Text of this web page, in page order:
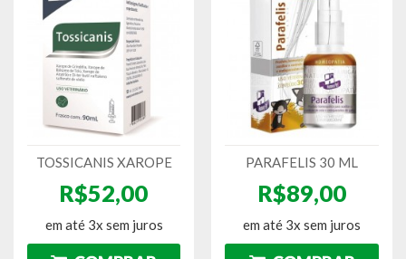
TOSSICANIS XAROPE
R$52,00
em até 3x sem juros
PARAFELIS 30 ML
R$89,00
em até 3x sem juros